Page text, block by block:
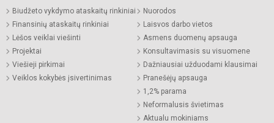
Biudžeto vykdymo ataskaitų rinkiniai
Finansinių ataskaitų rinkiniai
Lėšos veiklai viešinti
Projektai
Viešieji pirkimai
Veiklos kokybės įsivertinimas
Nuorodos
Laisvos darbo vietos
Asmens duomenų apsauga
Konsultavimasis su visuomene
Dažniausiai užduodami klausimai
Pranešėjų apsauga
1,2% parama
Neformalusis švietimas
Aktualu mokiniams